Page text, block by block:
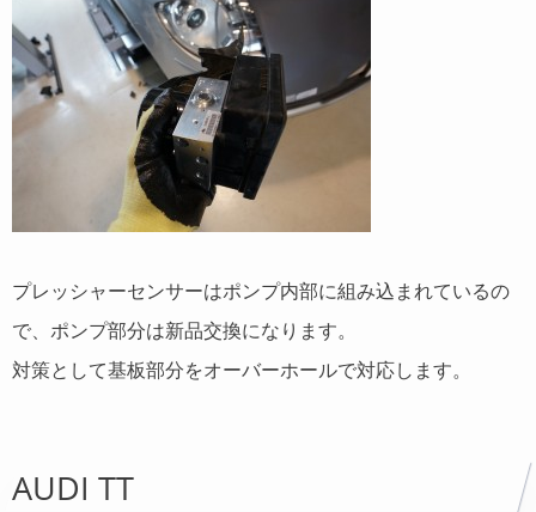
プレッシャーセンサーはポンプ内部に組み込まれているの
で、ポンプ部分は新品交換になります。
対策として基板部分をオーバーホールで対応します。
AUDI TT